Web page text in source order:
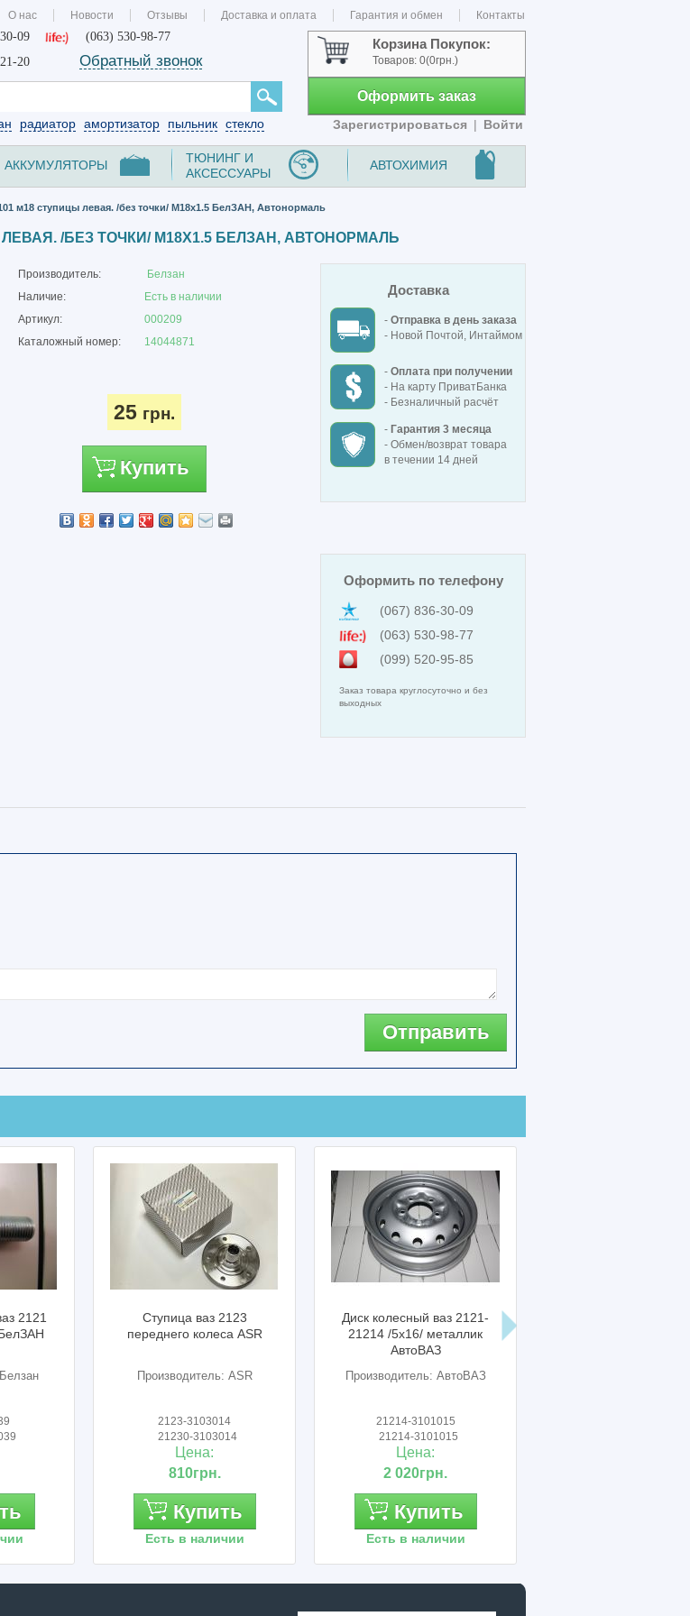
О нас Новости Отзывы Доставка и оплата Гарантия и обмен Контакты
09
(063) 530-98-77
20
Обратный звонок
Корзина Покупок:
Товаров: 0(0грн.)
Оформить заказ
Зарегистрироваться | Войти
радиатор амортизатор пыльник стекло
АККУМУЛЯТОРЫ
ТЮНИНГ И
АКСЕССУАРЫ
АВТОХИМИЯ
м18 ступицы левая. /без точки/ М18х1.5 БелЗАН, Автонормаль
/БЕЗ ТОЧКИ/ М18Х1.5 БЕЛЗАН, АВТОНОРМАЛЬ
Производитель:
Белзан
Наличие:
Есть в наличии
Артикул:
000209
Каталожный номер:
14044871
25 грн.
Купить
Доставка
- Отправка в день заказа
- Новой Почтой, Интаймом
- Оплата при получении
- На карту ПриватБанка
- Безналичный расчёт
- Гарантия 3 месяца
- Обмен/возврат товара
в течении 14 дней
Оформить по телефону
(067) 836-30-09
(063) 530-98-77
(099) 520-95-85
Заказ товара круглосуточно и без
выходных
Отправить
2121
Ступица ваз 2123
переднего колеса ASR
Производитель: ASR
2123-3103014
21230-3103014
Цена:
810грн.
Купить
Есть в наличии
Диск колесный ваз 2121-
21214 /5х16/ металлик
АвтоВАЗ
Производитель: АвтоВАЗ
21214-3101015
21214-3101015
Цена:
2 020грн.
Купить
Есть в наличии